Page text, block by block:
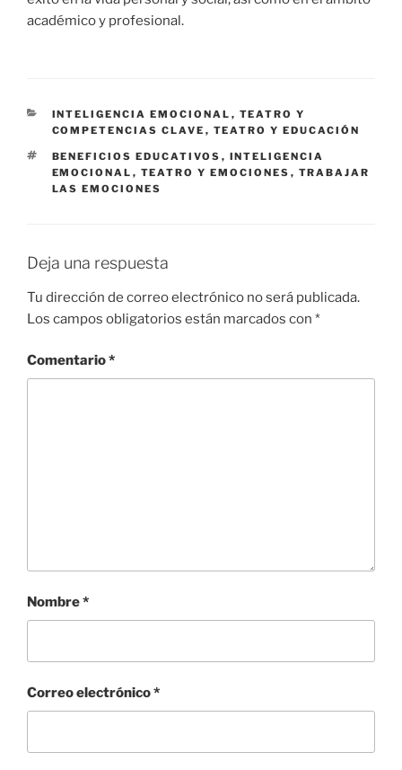
académico y profesional.
INTELIGENCIA EMOCIONAL , TEATRO Y
COMPETENCIAS CLAVE , TEATRO Y EDUCACIÓN
BENEFICIOS EDUCATIVOS , INTELIGENCIA
EMOCIONAL , TEATRO Y EMOCIONES , TRABAJAR
LAS EMOCIONES
Deja una respuesta
Tu dirección de correo electrónico no será publicada.
Los campos obligatorios están marcados con *
Comentario*
Nombre*
Correo electrónico*